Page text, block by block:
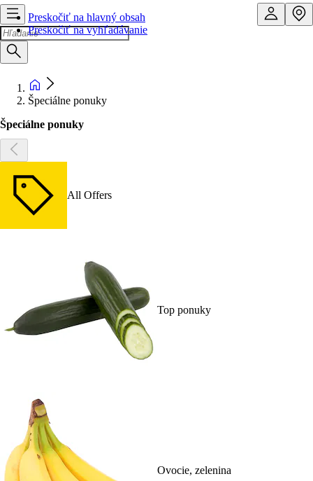
Preskočiť na hlavný obsah
Preskočiť na vyhľadávanie
Špeciálne ponuky
Špeciálne ponuky
All Offers
Top ponuky
Ovocie, zelenina